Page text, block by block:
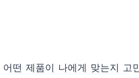
떤 제품이 나에게 맞는지 고